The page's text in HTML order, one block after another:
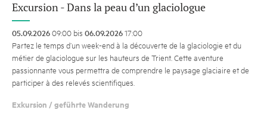
Excursion - Dans la peau d’un glaciologue
05.09.202609:00 bis 06.09.202617:00
Partez le temps d’un week-end à la découverte de la glaciologie et du
métier de glaciologue sur les hauteurs de Trient. Cette aventure
passionnante vous permettra de comprendre le paysage glaciaire et de
participer à des relevés scientifiques.
Exkursion / geführte Wanderung